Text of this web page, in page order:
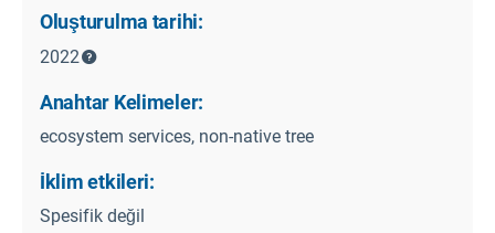
Oluşturulma tarihi:
2022
Anahtar Kelimeler:
ecosystem services, non-native tree
İklim etkileri:
Spesifik değil